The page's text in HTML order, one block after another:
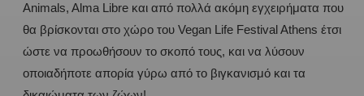
Animals, Alma Libre και από πολλά ακόμη εγχειρήματα που
θα βρίσκονται στο χώρο του Vegan Life Festival Athens έτσι
ώστε να προωθήσουν το σκοπό τους, και να λύσουν
οποιαδήποτε απορία γύρω από το βιγκανισμό και τα